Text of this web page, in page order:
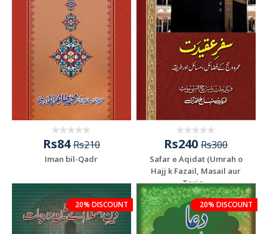
Rs84Rs210
Iman bil-Qadr
Rs240 Rs300
Safar e Aqidat (Umrah o
Hajj k Fazail, Masail aur
Tariq...
20% DISCOUNT 20% DISCOUNT